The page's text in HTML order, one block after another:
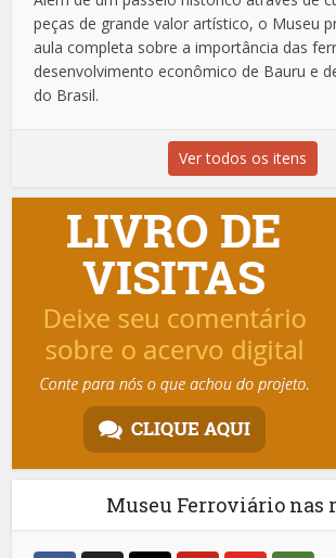
peças de grande valor artístico, o Museu
aula completa sobre a importância das
desenvolvimento econômico de Bauru e
do Brasil.
Ver todos os itens
Museu Ferroviário nas